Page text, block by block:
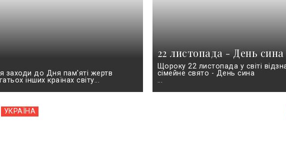
заходи до Дня пам'яті жертв
інших країнах світу...
22 листопада - День сина
Щороку 22 листопада у світі
сімейне свято - День сина
...
УКРАЇНА